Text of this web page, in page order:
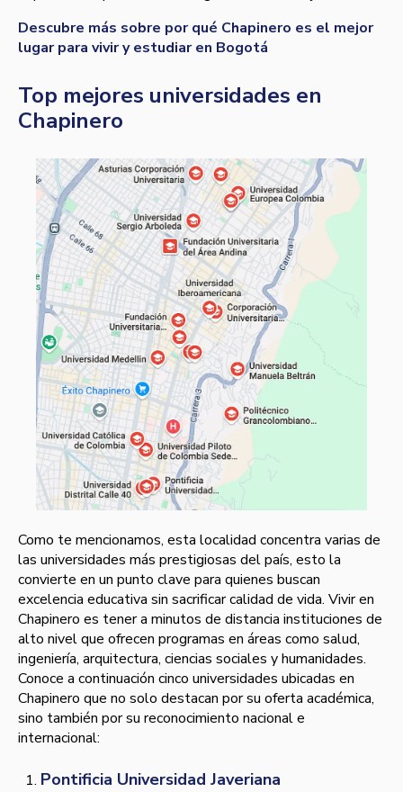
Descubre más sobre por qué Chapinero es el mejor
lugar para vivir y estudiar en Bogotá
Top mejores universidades en
Chapinero
Como te mencionamos, esta localidad concentra varias de
las universidades más prestigiosas del país, esto la
convierte en un punto clave para quienes buscan
excelencia educativa sin sacrificar calidad de vida. Vivir en
Chapinero es tener a minutos de distancia instituciones de
alto nivel que ofrecen programas en áreas como salud,
ingeniería, arquitectura, ciencias sociales y humanidades.
Conoce a continuación cinco universidades ubicadas en
Chapinero que no solo destacan por su oferta académica,
sino también por su reconocimiento nacional e
internacional:
Pontificia Universidad Javeriana